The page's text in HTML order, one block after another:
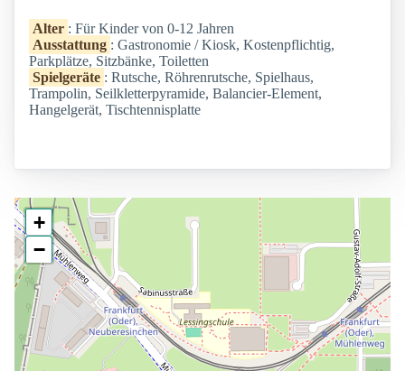
Alter : Für Kinder von 0-12 Jahren
Ausstattung : Gastronomie / Kiosk, Kostenpflichtig,
Parkplätze, Sitzbänke, Toiletten
Spielgeräte : Rutsche, Röhrenrutsche, Spielhaus,
Trampolin, Seilkletterpyramide, Balancier-Element,
Hangelgerät, Tischtennisplatte
+
−